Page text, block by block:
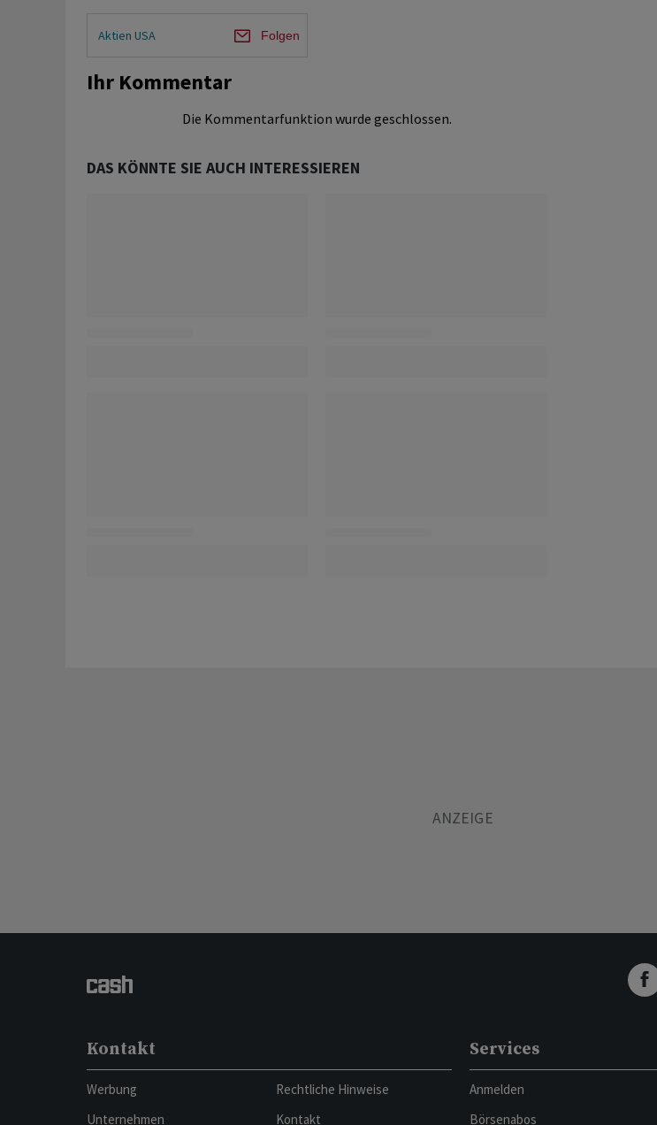
Aktien USA Folgen
Ihr Kommentar
Die Kommentarfunktion wurde geschlossen.
DAS KÖNNTE SIE AUCH INTERESSIEREN
Kontakt
Werbung
Unternehmen
Rechtliche Hinweise
Kontakt
Services
Anmelden
Börsenabos